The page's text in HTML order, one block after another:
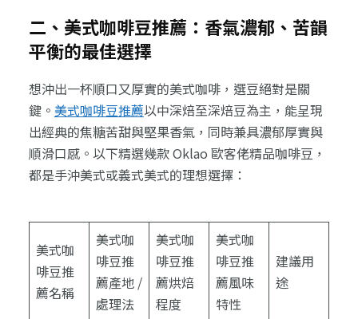
二、美式咖啡豆推薦：香氣濃郁、苦韻
平衡的最佳選擇
想沖出一杯順口又厚實的美式咖啡，選豆絕對是關
鍵。 美式咖啡豆推薦以中深焙至深焙豆為主，能呈現
出經典的焦糖苦甜與堅果香氣，同時兼具濃郁厚實與
順滑口感。以下精選幾款 Oklao 歐客佬精品咖啡豆，
都是手沖美式或義式美式的理想選擇：
美式咖
啡豆推
薦名稱
美式咖
啡豆推
薦產地 /
處理法
美式咖
啡豆推
薦烘焙
程度
美式咖
啡豆推
薦風味
特性
建議用
途